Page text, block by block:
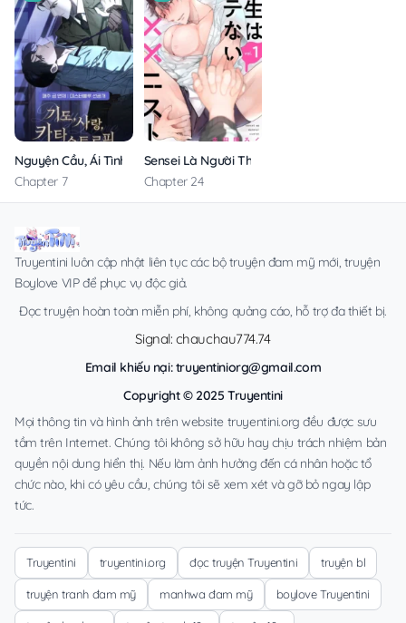
Nguyện Cầu, Ái Tình, Tai Ương
Chapter 7
Sensei Là Người Thích Chơi Mông
Chapter 24
Truyentini luôn cập nhật liên tục các bộ truyện đam mỹ mới, truyện
Boylove VIP để phục vụ độc giả.
Đọc truyện hoàn toàn miễn phí, không quảng cáo, hỗ trợ đa thiết bị.
Signal: chauchau774.74
Email khiếu nại:truyentiniorg@gmail.com
Copyright © 2025 Truyentini
Mọi thông tin và hình ảnh trên website truyentini.org đều được sưu
tầm trên Internet. Chúng tôi không sở hữu hay chịu trách nhiệm bản
quyền nội dung hiển thị. Nếu làm ảnh hưởng đến cá nhân hoặc tổ
chức nào, khi có yêu cầu, chúng tôi sẽ xem xét và gỡ bỏ ngay lập
tức.
Truyentini truyentini.org đọc truyện Truyentini truyện bl
truyện tranh đam mỹ manhwa đam mỹ boylove Truyentini